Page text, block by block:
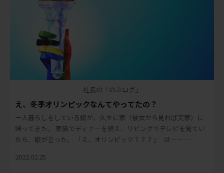
社長の「のぶログ」
え、冬季オリンピックなんてやってたの？
一人暮らしをしている娘が、久々に家（彼女から見れば実家）に
帰ってきた。 家族でディナーを終え、リビングでテレビを見てい
たら、娘が言った。 「え、オリンピック？？？」 はーー
2022.02.25